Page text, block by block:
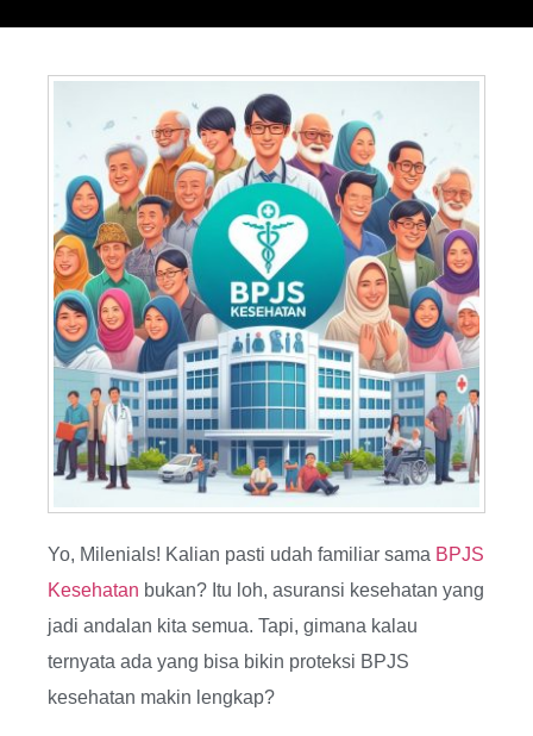
Yo, Milenials! Kalian pasti udah familiar sama BPJS
Kesehatan bukan? Itu loh, asuransi kesehatan yang
jadi andalan kita semua. Tapi, gimana kalau
ternyata ada yang bisa bikin proteksi BPJS
kesehatan makin lengkap?